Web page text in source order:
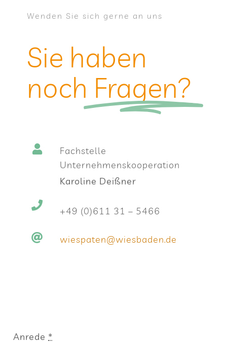
Wen­den Sie sich gerne an uns
Sie haben
noch Fra­gen?
Fach­stelle
Unternehmenskooperation
Karo­line Deißner
+49 (0)611 31 – 5466
wiespaten@​wiesbaden.​de
Anrede *